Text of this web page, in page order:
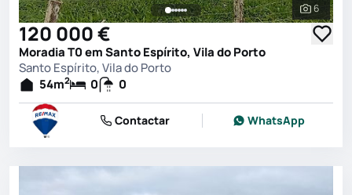
Ver
6
120 000 €
Moradia T0 em Santo Espírito, Vila do Porto
Santo Espírito, Vila do Porto
54m2 0 0
Contactar WhatsApp